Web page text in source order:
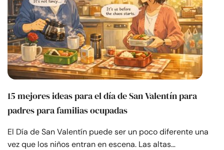
15 mejores ideas para el día de San Valentín para
padres para familias ocupadas
El Día de San Valentín puede ser un poco diferente una
vez que los niños entran en escena. Las altas…